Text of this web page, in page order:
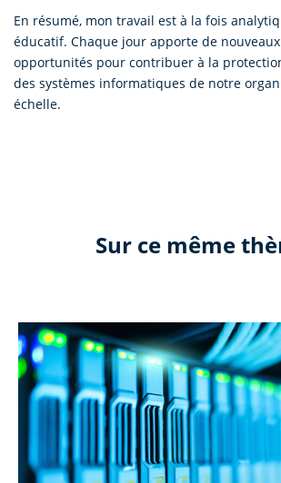
En résumé, mon travail est à la fois
éducatif. Chaque jour apporte de
opportunités pour contribuer à la
des systèmes informatiques de notre
échelle.
Sur ce même